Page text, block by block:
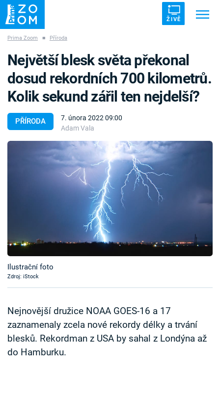
ŽIVĚ
ZÁHADY VETŘELCI DÁVNOVĚKU
Témata
Sledujte prima+
Prima Zoom ■ Příroda
PŘÍRODA
7. února 2022 09:00
Adam Vala
Největší blesk světa překonal
dosud rekordních 700 kilometrů.
Kolik sekund zářil ten nejdelší?
Ilustrační foto
Zdroj: iStock
Nejnovější družice NOAA GOES-16 a 17
zaznamenaly zcela nové rekordy délky a trvání
blesků. Rekordman z USA by sahal z Londýna až
do Hamburku.